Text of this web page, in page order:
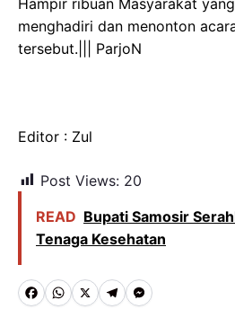
menghadiri dan menonton
tersebut.||| ParjoN
Editor : Zul
Post Views: 20
READ Bupati Samosir
Tenaga Kesehatan
F WX T M